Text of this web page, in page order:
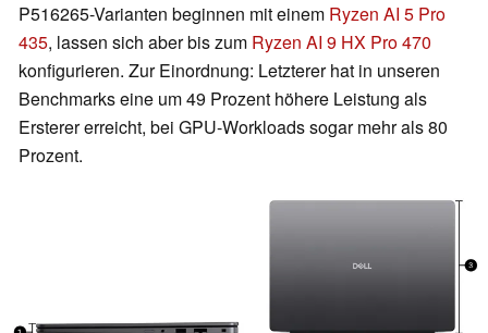
P516265-Varianten beginnen mit einem Ryzen AI 5 Pro
435, lassen sich aber bis zum Ryzen AI 9 HX Pro 470
konfigurieren. Zur Einordnung: Letzterer hat in unseren
Benchmarks eine um 49 Prozent höhere Leistung als
Ersterer erreicht, bei GPU-Workloads sogar mehr als 80
Prozent.